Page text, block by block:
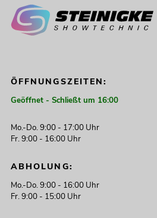
ÖFFNUNGSZEITEN:
Geöffnet - Schließt um 16:00
Mo.-Do. 9:00 - 17:00 Uhr
Fr. 9:00 - 16:00 Uhr
ABHOLUNG:
Mo.-Do. 9:00 - 16:00 Uhr
Fr. 9:00 - 15:00 Uhr